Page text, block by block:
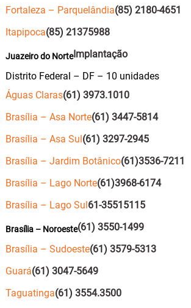
Fortaleza – Parquelândia(85) 2180-4651
Itapipoca(85) 21375988
Juazeiro do NorteImplantação
Distrito Federal – DF – 10 unidades
Águas Claras(61) 3973.1010
Brasília – Asa Norte(61) 3447-5814
Brasília – Asa Sul(61) 3297-2945
Brasília – Jardim Botânico(61)3536-7211
Brasília – Lago Norte(61)3968-6174
Brasília – Lago Sul61-35515115
Brasília – Noroeste(61) 3550-1499
Brasília – Sudoeste(61) 3579-5313
Guará(61) 3047-5649
Taguatinga(61) 3554.3500